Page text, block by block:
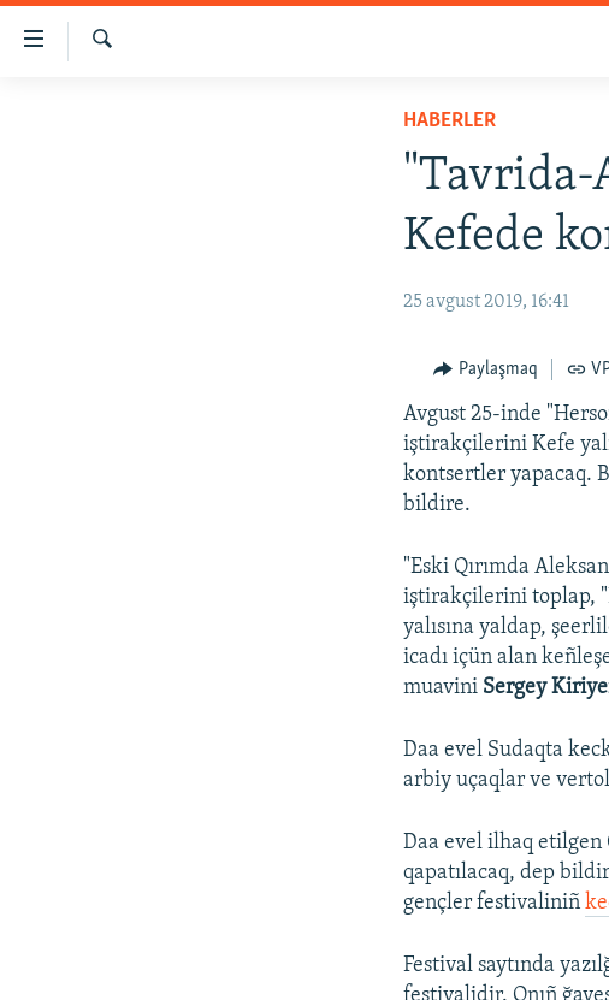
açıqlığı
HABERLER
Kefede
25 avgust 2019, 16:41
Paylaşmaq
Avgust 25-inde
iştirakçilerini Kefe
kontsertler yapacaq.
bildire.
"Eski Qırımda
iştirakçilerini toplap,
yalısına yaldap,
icadı içün alan
muavini Sergey
Daa evel Sudaqta
arbiy uçaqlar ve
Daa evel ilhaq etilgen
qapatılacaq, dep
gençler festivaliniñ
Festival saytında